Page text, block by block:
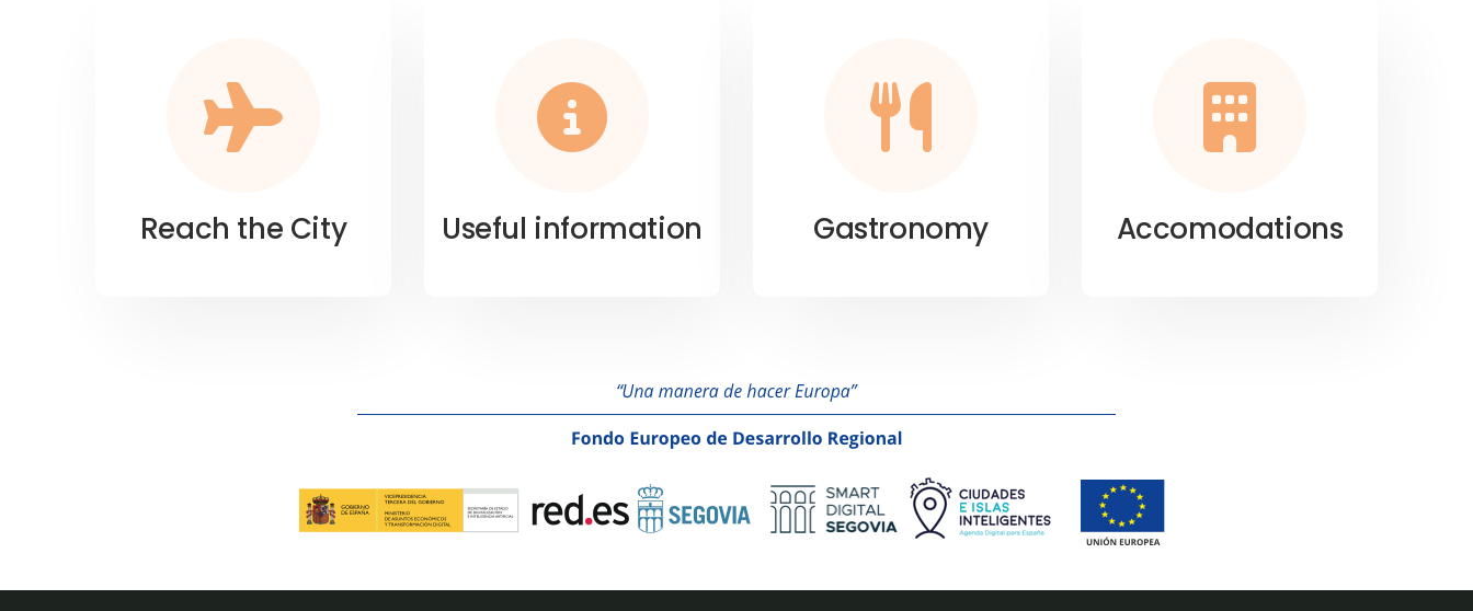
Reach the City Useful information Gastronomy Accomodations